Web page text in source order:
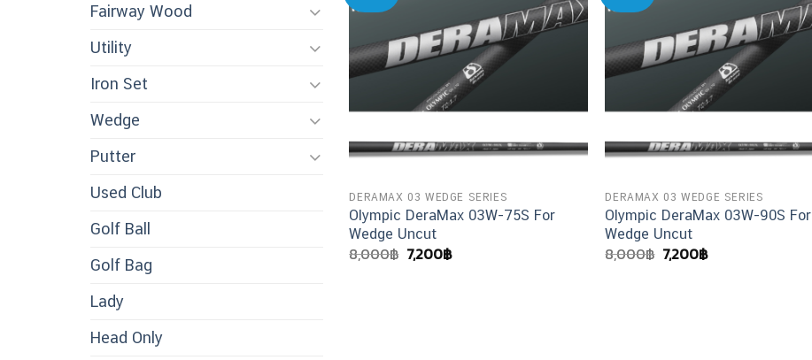
Fairway Wood
Utility
Iron Set
Wedge
Putter
Used Club
Golf Ball
Golf Bag
Lady
Head Only
DERAMAX 03 WEDGE SERIES
Olympic DeraMax 03W-75S For
Wedge Uncut
8,000฿ Original
price
7,200฿Current
DERAMAX 03 WEDGE SERIES
Olympic DeraMax 03W-90S For
Wedge Uncut
8,000฿ Original
price
7,200฿Current